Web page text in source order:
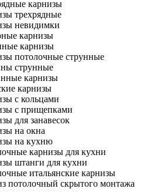
карнизы
трехрядные
невидимки
карнизы
карнизы
потолочные струнные
струнные
карнизы
карнизы
с кольцами
с прищепками
для занавесок
на окна
на кухню
карнизы для кухни
штанги для кухни
итальянские карнизы
потолочный скрытого монтажа